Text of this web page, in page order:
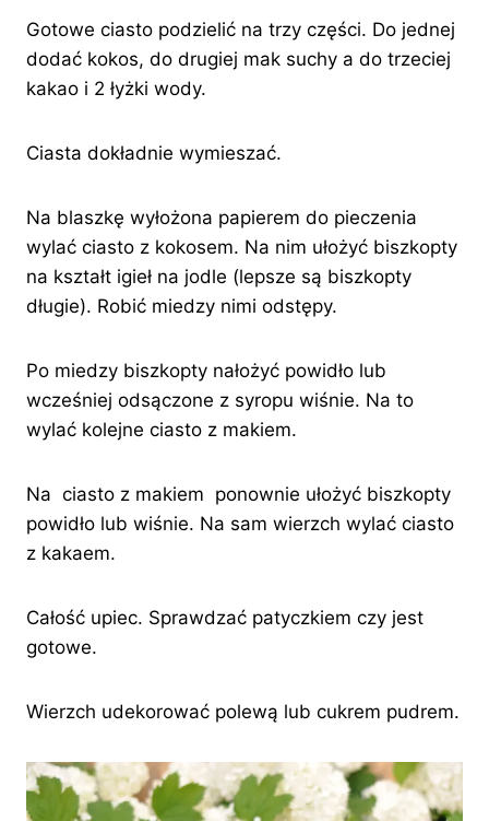
Gotowe ciasto podzielić na trzy części. Do jednej
dodać kokos, do drugiej mak suchy a do trzeciej
kakao i 2 łyżki wody.
Ciasta dokładnie wymieszać.
Na blaszkę wyłożona papierem do pieczenia
wylać ciasto z kokosem. Na nim ułożyć biszkopty
na kształt igieł na jodle (lepsze są biszkopty
długie). Robić miedzy nimi odstępy.
Po miedzy biszkopty nałożyć powidło lub
wcześniej odsączone z syropu wiśnie. Na to
wylać kolejne ciasto z makiem.
Na ciasto z makiem ponownie ułożyć biszkopty
powidło lub wiśnie. Na sam wierzch wylać ciasto
z kakaem.
Całość upiec. Sprawdzać patyczkiem czy jest
gotowe.
Wierzch udekorować polewą lub cukrem pudrem.